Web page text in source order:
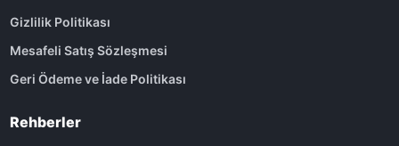
Gizlilik Politikası
Mesafeli Satış Sözleşmesi
Geri Ödeme ve İade Politikası
Rehberler